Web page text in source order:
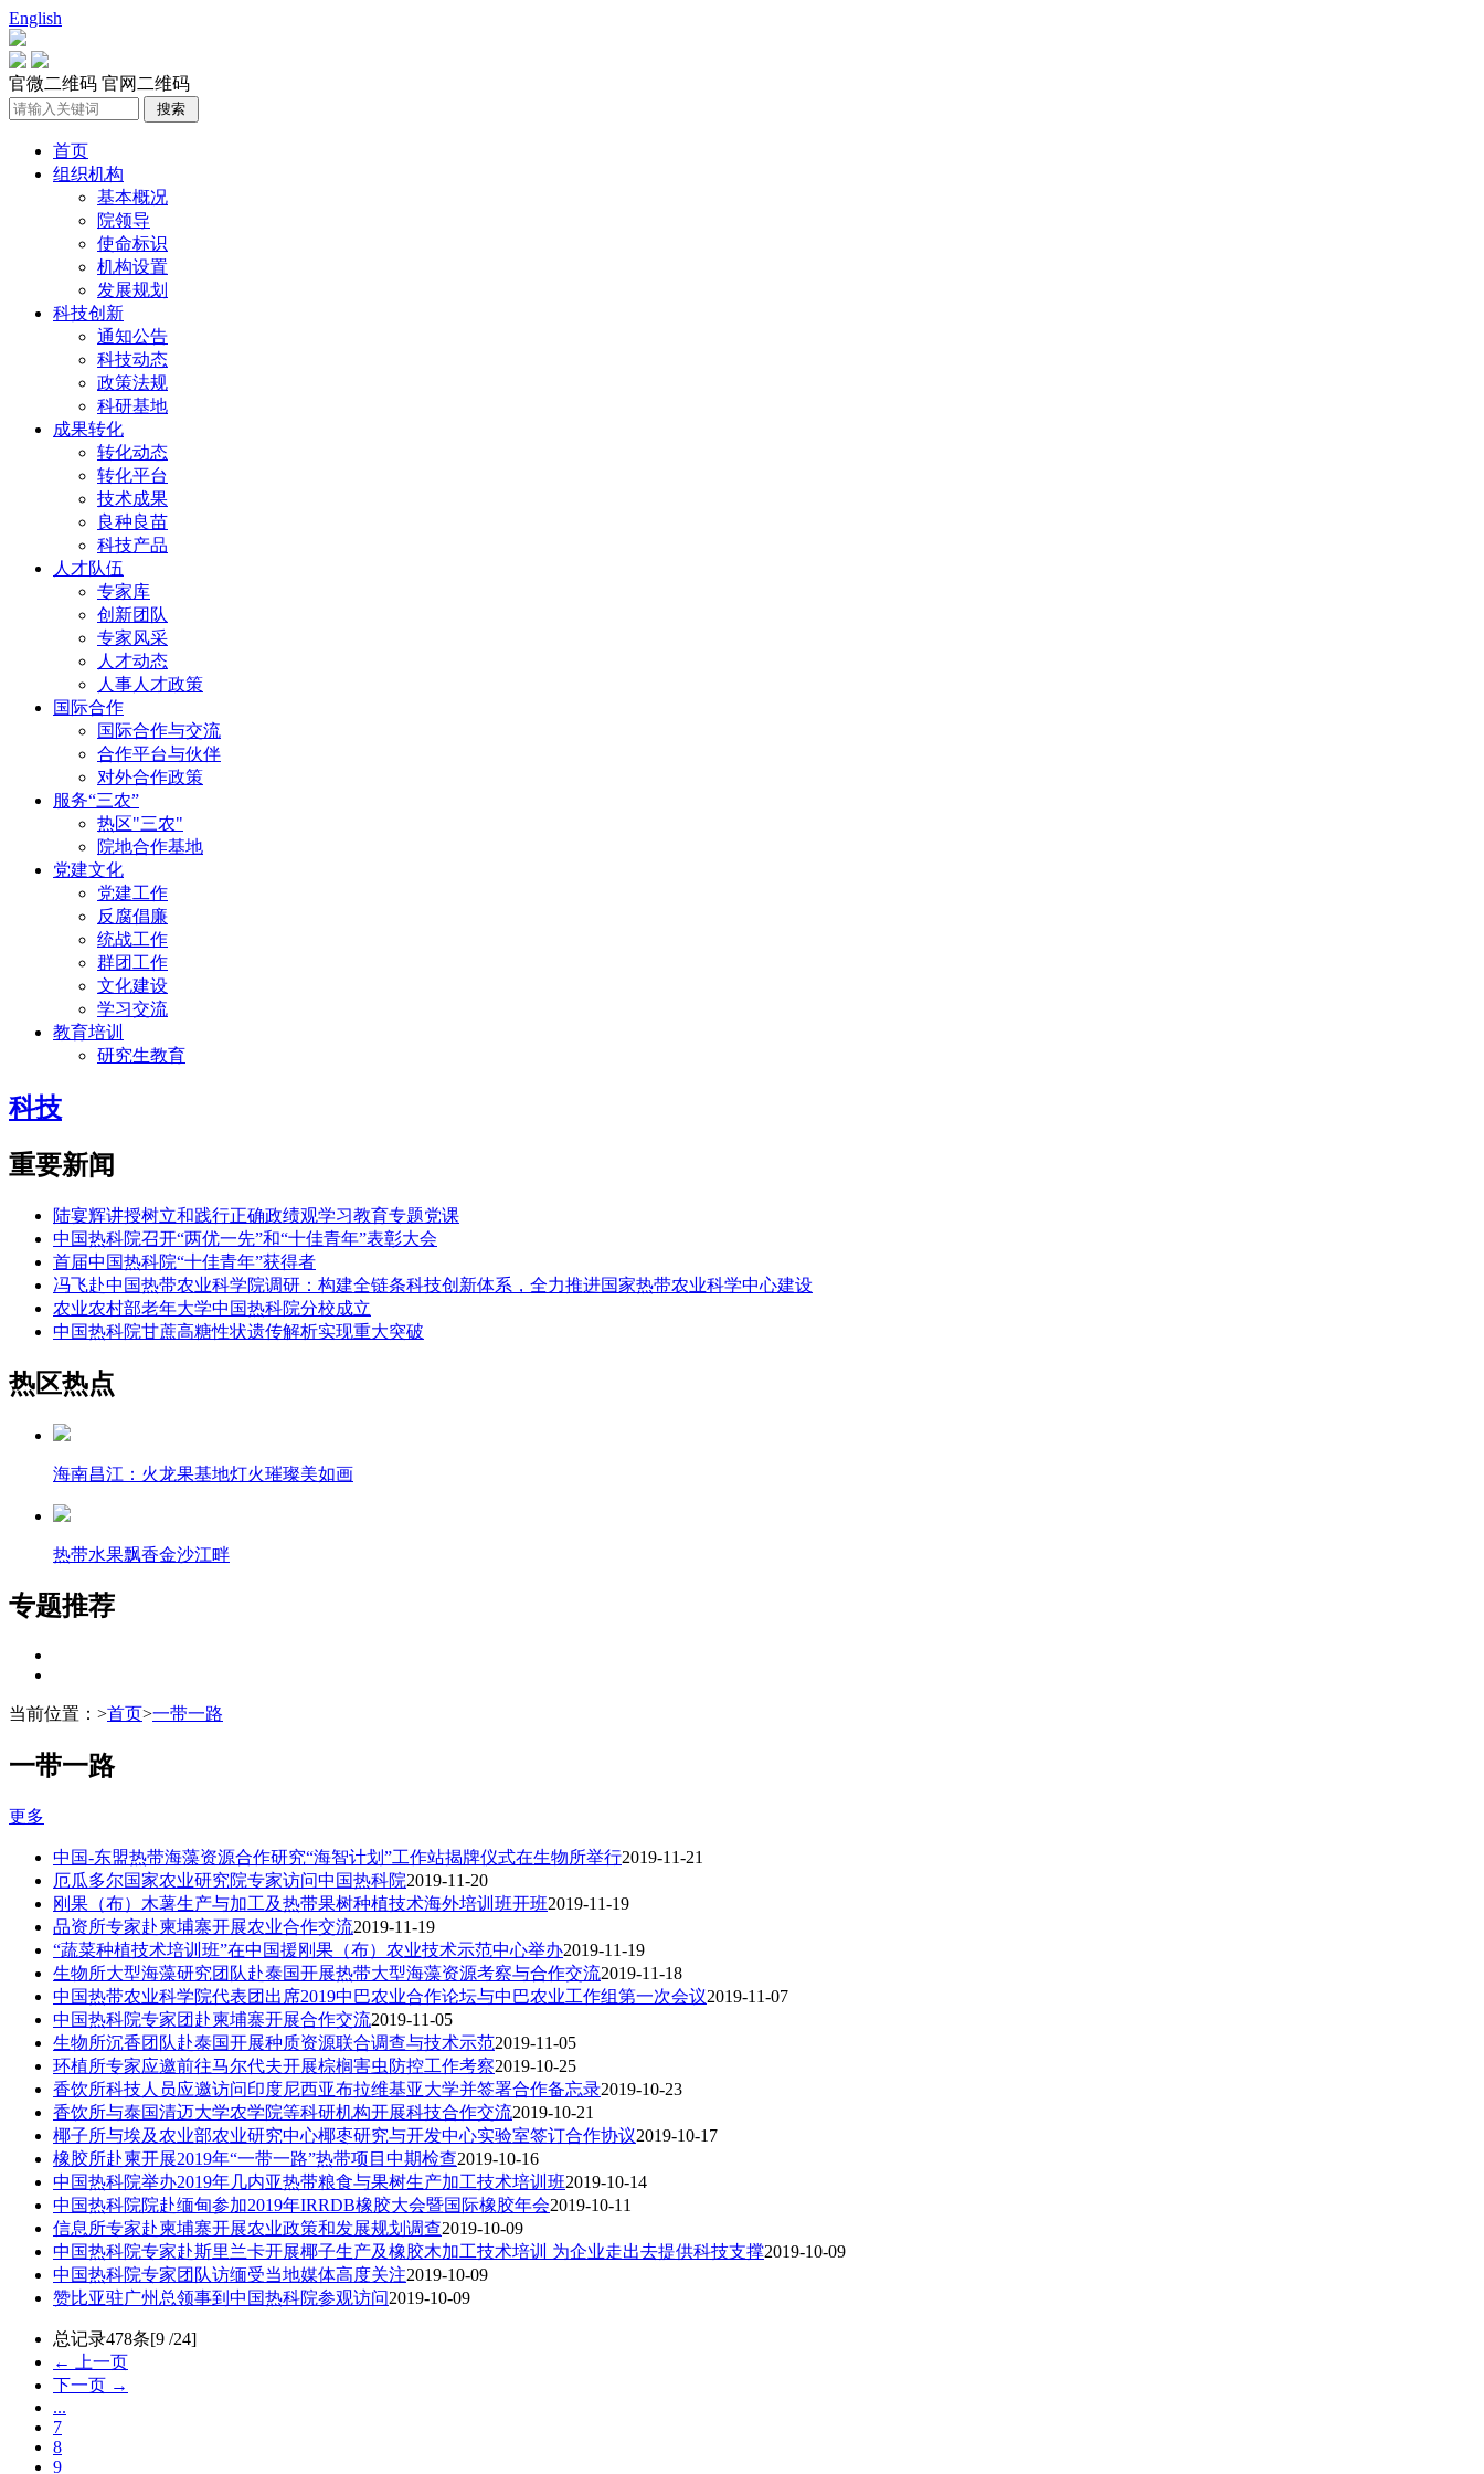
English
官微二维码 官网二维码
首页
组织机构
基本概况
院领导
使命标识
机构设置
发展规划
科技创新
通知公告
科技动态
政策法规
科研基地
成果转化
转化动态
转化平台
技术成果
良种良苗
科技产品
人才队伍
专家库
创新团队
专家风采
人才动态
人事人才政策
国际合作
国际合作与交流
合作平台与伙伴
对外合作政策
服务“三农”
热区"三农"
院地合作基地
党建文化
党建工作
反腐倡廉
统战工作
群团工作
文化建设
学习交流
教育培训
研究生教育
科技
重要新闻
陆宴辉讲授树立和践行正确政绩观学习教育专题党课
中国热科院召开“两优一先”和“十佳青年”表彰大会
首届中国热科院“十佳青年”获得者
冯飞赴中国热带农业科学院调研：构建全链条科技创新体系，全力推进国家热带农业科学中心建设
农业农村部老年大学中国热科院分校成立
中国热科院甘蔗高糖性状遗传解析实现重大突破
热区热点
海南昌江：火龙果基地灯火璀璨美如画
热带水果飘香金沙江畔
专题推荐
当前位置： >首页>一带一路
一带一路
更多
中国-东盟热带海藻资源合作研究“海智计划”工作站揭牌仪式在生物所举行2019-11-21
厄瓜多尔国家农业研究院专家访问中国热科院2019-11-20
刚果（布）木薯生产与加工及热带果树种植技术海外培训班开班2019-11-19
品资所专家赴柬埔寨开展农业合作交流2019-11-19
“蔬菜种植技术培训班”在中国援刚果（布）农业技术示范中心举办2019-11-19
生物所大型海藻研究团队赴泰国开展热带大型海藻资源考察与合作交流2019-11-18
中国热带农业科学院代表团出席2019中巴农业合作论坛与中巴农业工作组第一次会议2019-11-07
中国热科院专家团赴柬埔寨开展合作交流2019-11-05
生物所沉香团队赴泰国开展种质资源联合调查与技术示范2019-11-05
环植所专家应邀前往马尔代夫开展棕榈害虫防控工作考察2019-10-25
香饮所科技人员应邀访问印度尼西亚布拉维基亚大学并签署合作备忘录2019-10-23
香饮所与泰国清迈大学农学院等科研机构开展科技合作交流2019-10-21
椰子所与埃及农业部农业研究中心椰枣研究与开发中心实验室签订合作协议2019-10-17
橡胶所赴柬开展2019年“一带一路”热带项目中期检查2019-10-16
中国热科院举办2019年几内亚热带粮食与果树生产加工技术培训班2019-10-14
中国热科院院赴缅甸参加2019年IRRDB橡胶大会暨国际橡胶年会2019-10-11
信息所专家赴柬埔寨开展农业政策和发展规划调查2019-10-09
中国热科院专家赴斯里兰卡开展椰子生产及橡胶木加工技术培训 为企业走出去提供科技支撑2019-10-09
中国热科院专家团队访缅受当地媒体高度关注2019-10-09
赞比亚驻广州总领事到中国热科院参观访问2019-10-09
总记录478条[9 /24]
← 上一页
下一页 →
...
7
8
9